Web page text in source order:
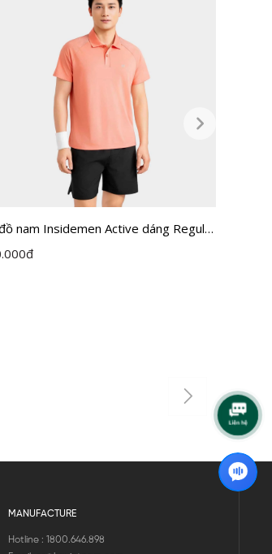
nam Insidemen Active dáng Regular
đ
MANUFACTURE
Hotline : 1800.646.898